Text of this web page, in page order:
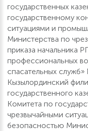
государственных
государственному
ситуациями и
Министерства по
приказа начальника
профессиональных
спасательных
Кызылординский
государственного
Комитета по
чрезвычайными
безопасностью